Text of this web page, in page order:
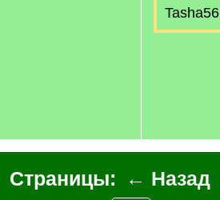
Tasha56
Страницы: ← Назад